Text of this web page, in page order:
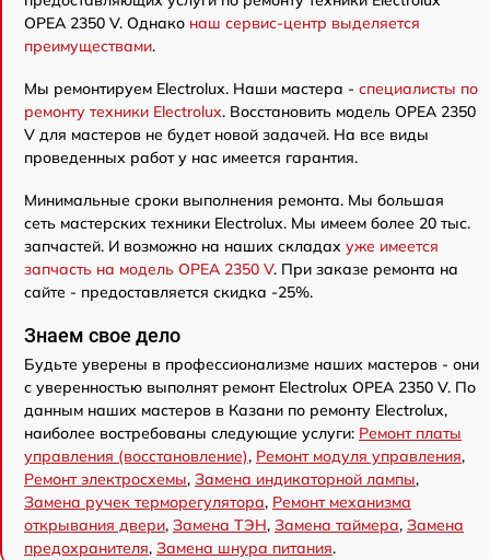
OPEA 2350 V. Однако наш сервис-центр выделяется
преимуществами.
Мы ремонтируем Electrolux. Наши мастера - специалисты по
ремонту техники Electrolux. Восстановить модель OPEA 2350
V для мастеров не будет новой задачей. На все виды
проведенных работ у нас имеется гарантия.
Минимальные сроки выполнения ремонта. Мы большая
сеть мастерских техники Electrolux. Мы имеем более 20 тыс.
запчастей. И возможно на наших складах уже имеется
запчасть на модель OPEA 2350 V. При заказе ремонта на
сайте - предоставляется скидка -25%.
Знаем свое дело
Будьте уверены в профессионализме наших мастеров - они
с уверенностью выполнят ремонт Electrolux OPEA 2350 V. По
данным наших мастеров в Казани по ремонту Electrolux,
наиболее востребованы следующие услуги: Ремонт платы
управления (восстановление), Ремонт модуля управления,
Ремонт электросхемы, Замена индикаторной лампы,
Замена ручек терморегулятора, Ремонт механизма
открывания двери, Замена ТЭН, Замена таймера, Замена
предохранителя, Замена шнура питания.